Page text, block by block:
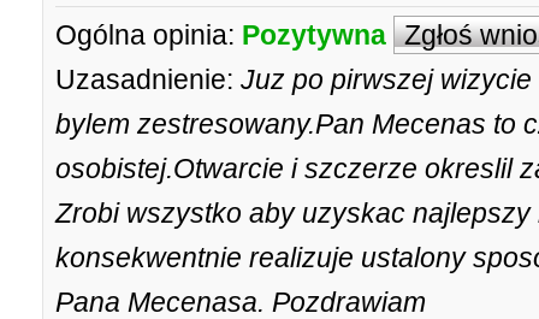
Ogólna opinia: Pozytywna Zgłoś
Uzasadnienie: Juz po pirwszej
bylem zestresowany.Pan Mecenas to
osobistej.Otwarcie i szczerze okreslil
Zrobi wszystko aby uzyskac
konsekwentnie realizuje ustalony
Pana Mecenasa. Pozdrawiam